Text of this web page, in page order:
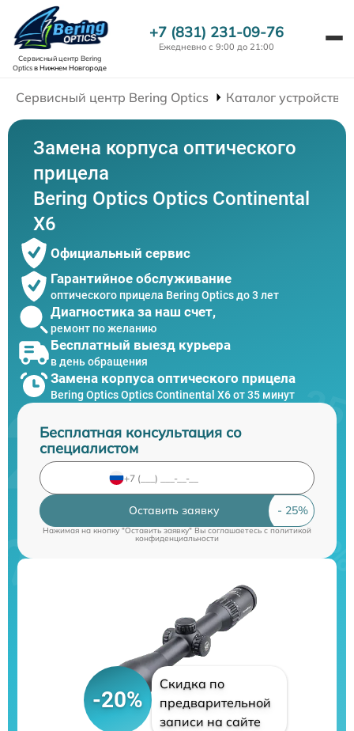
Сервисный центр Bering
Opticsв Нижнем Новгороде
+7 (831) 231-09-76
Ежедневно с 9:00 до 21:00
Сервисный центр Bering Optics Каталог устройств
Замена корпуса оптического
прицела
Bering Optics Optics Continental
X6
Официальный сервис
Гарантийное обслуживание
оптического прицела Bering Optics до 3 лет
Диагностика за наш счет,
ремонт по желанию
Бесплатный выезд курьера
в день обращения
Замена корпуса оптического прицела
Bering Optics Optics Continental X6 от 35 минут
Бесплатная консультация со
специалистом
Оставить заявку
Нажимая на кнопку "Оставить заявку" Вы соглашаетесь cполитикой
конфиденциальности
-20%
Скидка по
предварительной
записи на сайте